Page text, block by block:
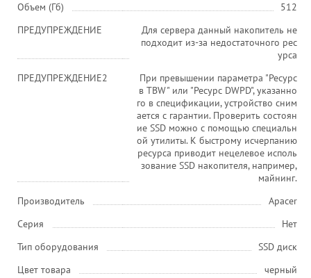
Объем (Гб)
512
ПРЕДУПРЕЖДЕНИЕ
Для сервера данный накопитель не
подходит из-за недостаточного рес
урса
ПРЕДУПРЕЖДЕНИЕ2
При превышении параметра "Ресурс
в TBW" или "Ресурс DWPD", указанно
го в спецификации, устройство сним
ается с гарантии. Проверить состоян
ие SSD можно с помощью специальн
ой утилиты. К быстрому исчерпанию
ресурса приводит нецелевое исполь
зование SSD накопителя, например,
майнинг.
Производитель
Apacer
Серия
Нет
Тип оборудования
SSD диск
Цвет товара
черный